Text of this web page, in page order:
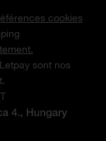
cookies
sont nos